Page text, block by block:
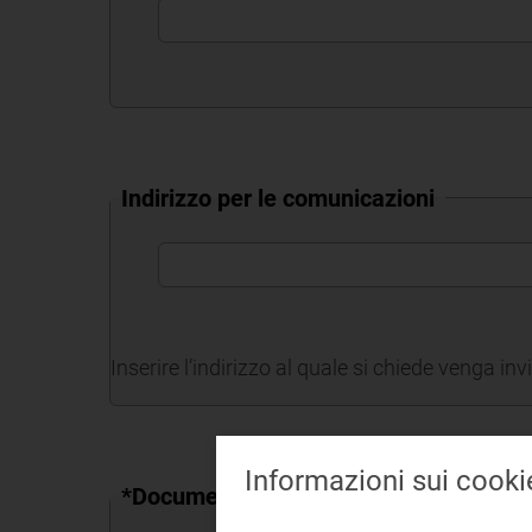
Indirizzo per le comunicazioni
Inserire l’indirizzo al quale si chiede venga
*Documento di identità
Informazioni sui